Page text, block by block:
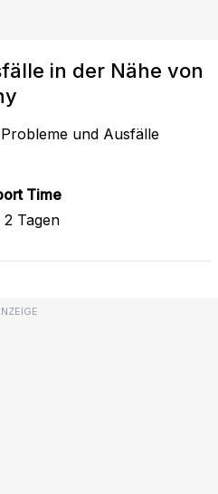
in der Nähe von
und Ausfälle
Time
Tagen